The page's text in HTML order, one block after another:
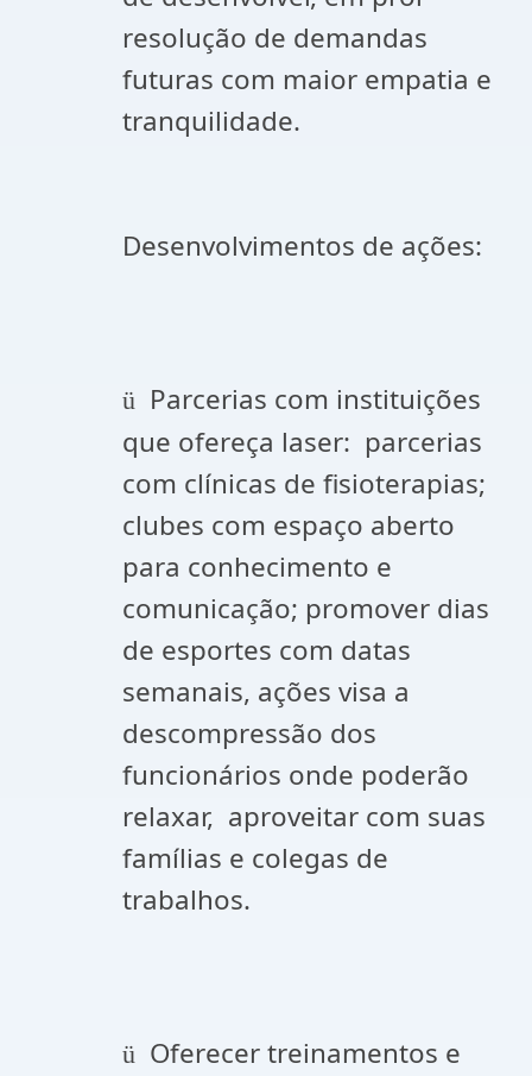
resolução de demandas
futuras com maior empatia e
tranquilidade.
Desenvolvimentos de ações:
ü Parcerias com instituições
que ofereça laser: parcerias
com clínicas de fisioterapias;
clubes com espaço aberto
para conhecimento e
comunicação; promover dias
de esportes com datas
semanais, ações visa a
descompressão dos
funcionários onde poderão
relaxar, aproveitar com suas
famílias e colegas de
trabalhos.
ü Oferecer treinamentos e